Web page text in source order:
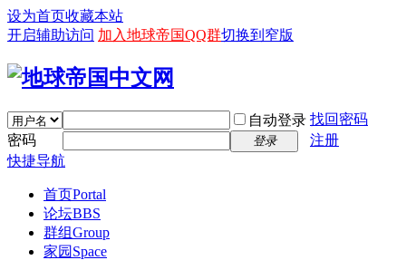
设为首页收藏本站
开启辅助访问 加入地球帝国QQ群切换到窄版
自动登录 找回密码
密码
登录
注册
快捷导航
首页Portal
论坛BBS
群组Group
家园 Space